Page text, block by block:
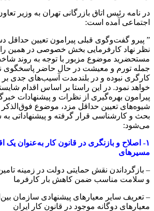
در نامه رئیس اتاق بازرگانی تهران به وزیر
اجتماعی آمده است:
” پیرو گفت‌وگوی قبلی پیرامون تعیین حداقل
نظر نهاد کارفرمایی بخش خصوصی در همین
مستحضرید موضوع مزبور با توجه به روند
جمله تورم و معیشت در حال حاضر پاسخگوی
کارگری نبوده و در بلندمدت آسیب‌های جدی بر
خواهد نمود. در این راستا بر اساس اقدام
پیرامون بهره‌گیری از نظرات و پیشنهادات
شیوه‌های تعیین حداقل مزد، موضوع فوق‌الذکر
بحث و کارشناسی قرار گرفته و پیشنهاداتی به
می‌شود:
۱- اصلاح و بازنگری در قانون کار به‌عنوان یک
مسیرهای
– بازگرداندن نقش حمایتی دولت در زمینه
و سلامت مناسب ضمن کاهش بار کارفرما
– تعریف سایر معیارهای پیشنهادی سازمان
معیارهای دوگانه موجود در قانون کار ایران